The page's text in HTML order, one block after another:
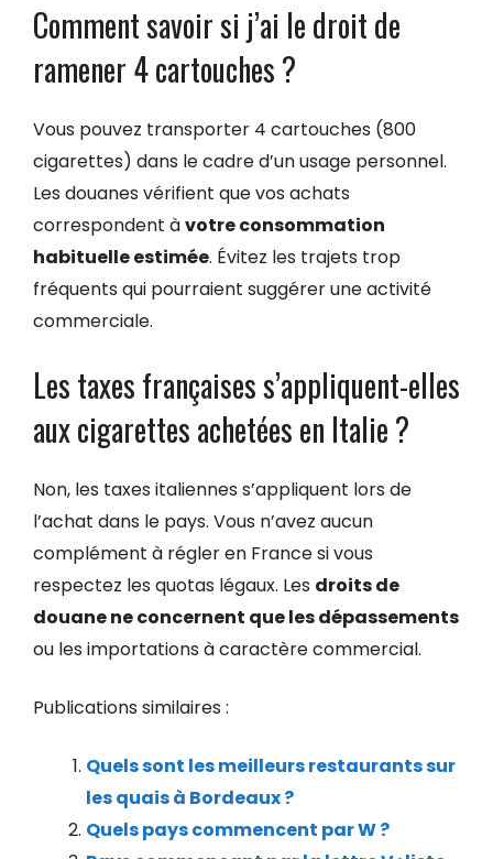
Comment savoir si j’ai le droit de
ramener 4 cartouches ?
Vous pouvez transporter 4 cartouches (800
cigarettes) dans le cadre d’un usage personnel.
Les douanes vérifient que vos achats
correspondent àvotre consommation
habituelle estimée. Évitez les trajets trop
fréquents qui pourraient suggérer une activité
commerciale.
Les taxes françaises s’appliquent-elles
aux cigarettes achetées en Italie ?
Non, les taxes italiennes s’appliquent lors de
l’achat dans le pays. Vous n’avez aucun
complément à régler en France si vous
respectez les quotas légaux. Les droits de
douane ne concernent que les dépassements
ou les importations à caractère commercial.
Publications similaires :
Quels sont les meilleurs restaurants sur
les quais à Bordeaux ?
Quels pays commencent par W ?